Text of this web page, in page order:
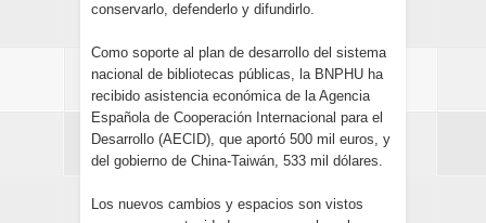
conservarlo, defenderlo y difundirlo.
Como soporte al plan de desarrollo del sistema
nacional de bibliotecas públicas, la BNPHU ha
recibido asistencia económica de la Agencia
Española de Cooperación Internacional para el
Desarrollo (AECID), que aportó 500 mil euros, y
del gobierno de China-Taiwán, 533 mil dólares.
Los nuevos cambios y espacios son vistos